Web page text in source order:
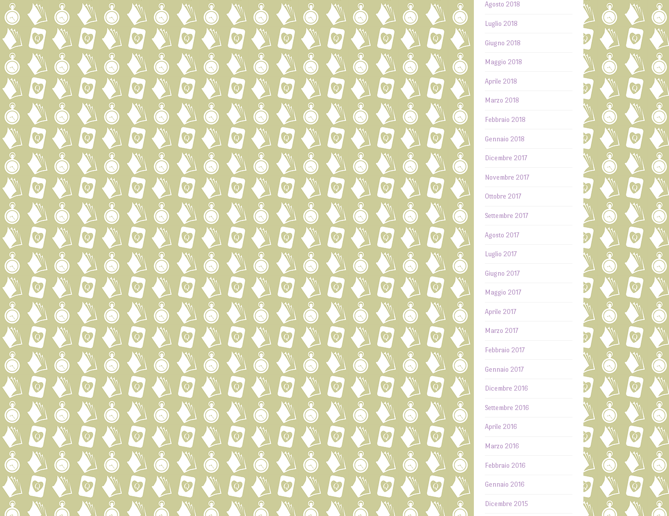
Agosto 2018
Luglio 2018
Giugno 2018
Maggio 2018
Aprile 2018
Marzo 2018
Febbraio 2018
Gennaio 2018
Dicembre 2017
Novembre 2017
Ottobre 2017
Settembre 2017
Agosto 2017
Luglio 2017
Giugno 2017
Maggio 2017
Aprile 2017
Marzo 2017
Febbraio 2017
Gennaio 2017
Dicembre 2016
Settembre 2016
Aprile 2016
Marzo 2016
Febbraio 2016
Gennaio 2016
Dicembre 2015